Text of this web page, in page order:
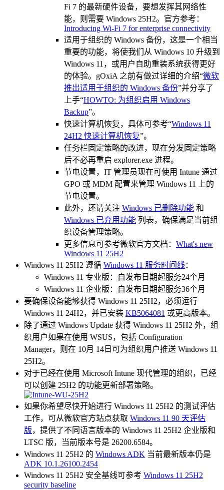
Fi 7 的最新硬件设备，要想发挥其网络性
能，则需要 Windows 25H2。官方参考：
Introducing Wi-Fi 7 for enterprise connectivity
适用于组织的 Windows 备份，这是一个相当
重要的功能，将使我们从 Windows 10 升级到
Windows 11，或用户自助重装系统获得更好
的体验。gOxiA 之前有做过详细的介绍“微软
推出适用于组织的 Windows 备份”并分享了
上手“HOWTO: 为组织启用 Windows
Backup”。
快速计算机恢复，具体可参考“Windows 11
24H2 快速计算机恢复”。
任务栏固定策略的改进，现在分发固定策略
后不必再重启 explorer.exe 进程。
节电设置，IT 管理员现在可使用 Intune 通过
GPO 或 MDM 配置来管理 Windows 11 上的
节电设置。
此外，还请关注 Windows 已删除功能 和
Windows 已弃用功能 列表，确保满足当前组
织设备管理策略。
更多信息可参考微软官方文档： What's new
Windows 11 25H2
Windows 11 25H2 遵循 Windows 11 服务时间线：
Windows 11 专业版：自发布日期起服务24个月
Windows 11 企业版：自发布日期起服务36个月
要确保设备能够获得 Windows 11 25H2，必须运行
Windows 11 24H2，并已安装 KB5064081 或更高版本。
除了通过 Windows Update 获得 Windows 11 25H2 外，组
织用户如果在使用 WSUS，包括 Configuration
Manager，则在 10月 14日可为组织用户推送 Windows 11
25H2。
对于已经在使用 Microsoft Intune 现代管理的组织，已经
可以创建 25H2 的功能更新部署策略。
如果你希望尽快开始进行 Windows 11 25H2 的测试评估
工作，可从微软官方站点获取 Windows 11 90 天评估
版，提供了不同语言版本的 Windows 11 25H2 企业版和
LTSC 版，当前版本号是 26200.6584。
Windows 11 25H2 的 Windows ADK 当前最新版本仍是
ADK 10.1.26100.2454
Windows 11 25H2 安全基线可参考 Windows 11 25H2
security baseline